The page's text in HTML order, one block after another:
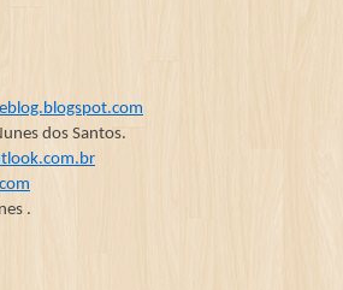
dos Santos.
.